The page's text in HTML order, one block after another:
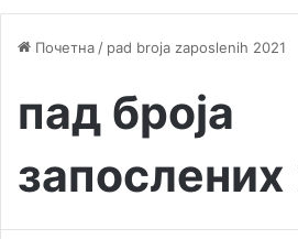
Почетна / pad broja zaposlenih 2021
пад броја
запослених